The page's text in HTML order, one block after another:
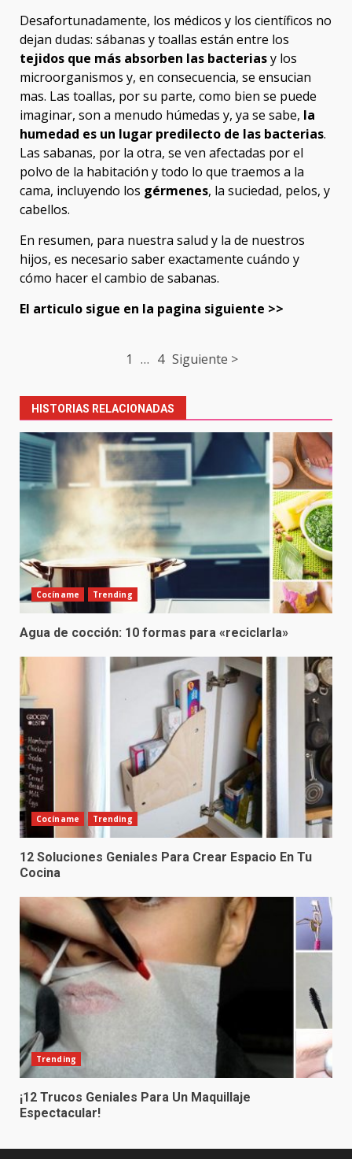
Desafortunadamente, los médicos y los científicos no
dejan dudas: sábanas y toallas están entre los
tejidos que más absorben las bacteriasy los
microorganismos y, en consecuencia, se ensucian
mas. Las toallas, por su parte, como bien se puede
imaginar, son a menudo húmedas y, ya se sabe, la
humedad es un lugar predilecto de las bacterias.
Las sabanas, por la otra, se ven afectadas por el
polvo de la habitación y todo lo que traemos a la
cama, incluyendo los gérmenes, la suciedad, pelos, y
cabellos.
En resumen, para nuestra salud y la de nuestros
hijos, es necesario saber exactamente cuándo y
cómo hacer el cambio de sabanas.
El articulo sigue en la pagina siguiente >>
1 … 4 Siguiente >
HISTORIAS RELACIONADAS
Cocíname Trending
Agua de cocción: 10 formas para «reciclarla»
Cocíname Trending
12 Soluciones Geniales Para Crear Espacio En Tu
Cocina
Trending
¡12 Trucos Geniales Para Un Maquillaje
Espectacular!